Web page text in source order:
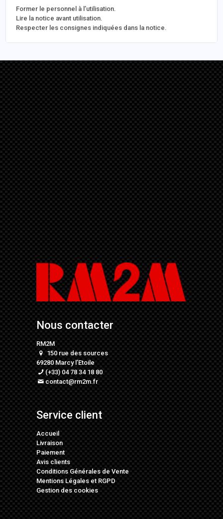
Former le personnel à l’utilisation.
Lire la notice avant utilisation.
Respecter les consignes indiquées dans la notice.
Nous contacter
RM2M
150 rue des sources
69280 Marcy l’Etoile
(+33) 04 78 34 18 80
contact@rm2m.fr
Service client
Accueil
Livraison
Paiement
Avis clients
Conditions Générales de Vente
Mentions LégalesetRGPD
Gestion des cookies